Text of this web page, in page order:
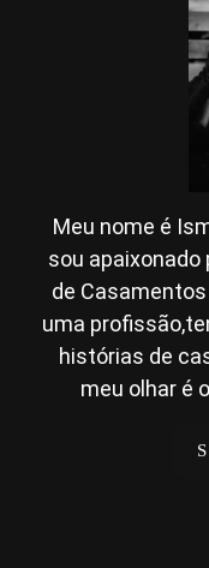
Meu nome é
sou
de
uma
histórias de
meu olhar é